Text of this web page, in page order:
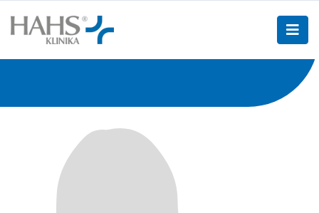
Strona główna> Lekarze
Lejman Julita